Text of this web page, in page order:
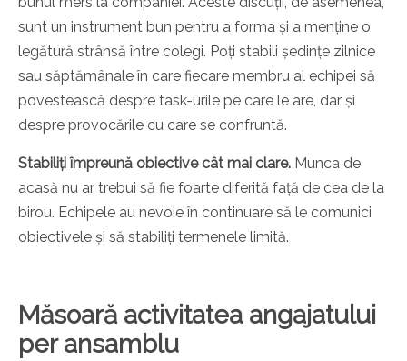
sunt un instrument bun pentru a forma și a menține o
legătură strânsă între colegi. Poți stabili ședințe zilnice
sau săptămânale în care fiecare membru al echipei să
povestească despre task-urile pe care le are, dar și
despre provocările cu care se confruntă.
Stabiliți împreună obiective cât mai clare. Munca de
acasă nu ar trebui să fie foarte diferită față de cea de la
birou. Echipele au nevoie în continuare să le comunici
obiectivele și să stabiliți termenele limită.
Măsoară activitatea angajatului
per ansamblu